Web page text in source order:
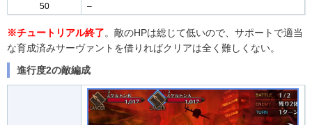
50 –
※チュートリアル終了。敵のHPは総じて低いので、サポートで適当
な育成済みサーヴァントを借りればクリアは全く難しくない。
進行度2の敵編成